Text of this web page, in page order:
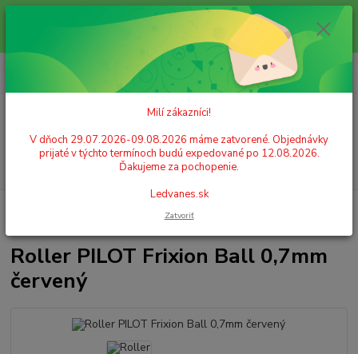
Milí zákazníci! V dňoch 29.07.2026-09.08.2026 máme zatvorené.
Objednávky prijaté v týchto termínoch budú expedované po 12.08.2026.
Ďakujeme za pochopenie. Ledvanes.sk
+421 908 755 958
Po. - Pia. od 9:00 hod. - 16:00 hod.
za0,00 EUR
Roller PILOT Frixion Ball 0,7mm
červený
Milí zákazníci!
V dňoch 29.07.2026-09.08.2026 máme zatvorené. Objednávky
prijaté v týchto termínoch budú expedované po 12.08.2026.
Ďakujeme za pochopenie.
Ledvanes.sk
Zatvoriť